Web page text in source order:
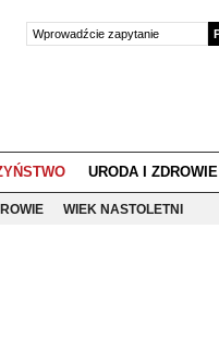
URODA I ZDROWIE
WIEK NASTOLETNI